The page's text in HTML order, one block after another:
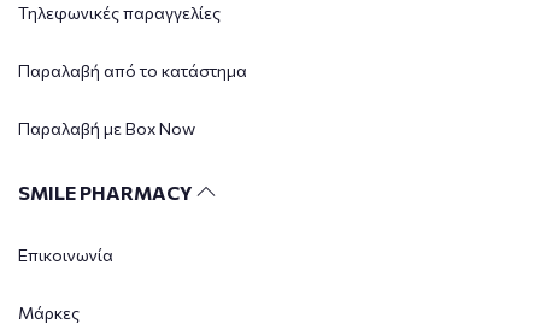
Τηλεφωνικές παραγγελίες
Παραλαβή από το κατάστημα
Παραλαβή με Box Now
SMILE PHARMACY
Επικοινωνία
Μάρκες